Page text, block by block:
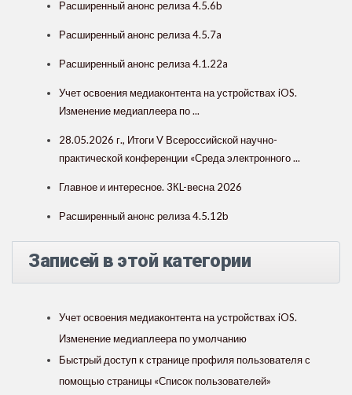
Расширенный анонс релиза 4.5.6b
Расширенный анонс релиза 4.5.7a
Расширенный анонс релиза 4.1.22a
Учет освоения медиаконтента на устройствах iOS.
Изменение медиаплеера по ...
28.05.2026 г., Итоги V Всероссийской научно-
практической конференции «Среда электронного ...
Главное и интересное. 3КL-весна 2026
Расширенный анонс релиза 4.5.12b
Записей в этой категории
Учет освоения медиаконтента на устройствах iOS.
Изменение медиаплеера по умолчанию
Быстрый доступ к странице профиля пользователя с
помощью страницы «Список пользователей»